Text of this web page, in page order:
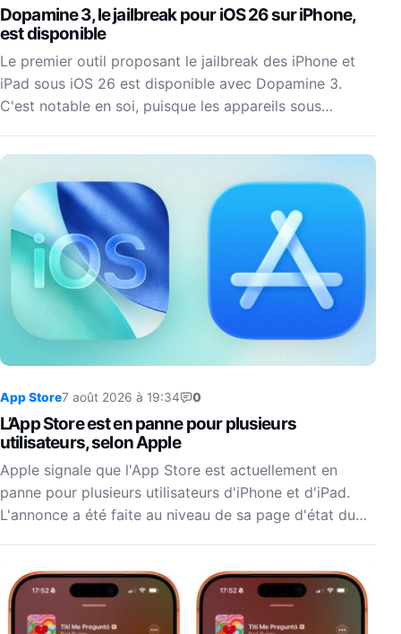
Dopamine 3, le jailbreak pour iOS 26 sur iPhone,
est disponible
Le premier outil proposant le jailbreak des iPhone et
iPad sous iOS 26 est disponible avec Dopamine 3.
C'est notable en soi, puisque les appareils sous…
App Store7 août 2026 à 19:34 0
L’App Store est en panne pour plusieurs
utilisateurs, selon Apple
Apple signale que l'App Store est actuellement en
panne pour plusieurs utilisateurs d'iPhone et d'iPad.
L'annonce a été faite au niveau de sa page d'état du…